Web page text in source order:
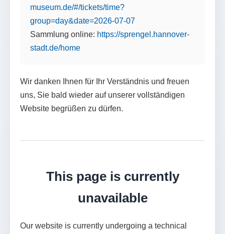
museum.de/#/tickets/time?
group=day&date=2026-07-07
Sammlung online: https://sprengel.hannover-
stadt.de/home
Wir danken Ihnen für Ihr Verständnis und freuen
uns, Sie bald wieder auf unserer vollständigen
Website begrüßen zu dürfen.
This page is currently
unavailable
Our website is currently undergoing a technical